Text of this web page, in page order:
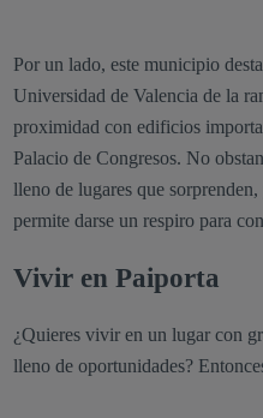
Por un lado, este municipio
Universidad de Valencia de la
proximidad con edificios
Palacio de Congresos. No
lleno de lugares que
permite darse un respiro para
Vivir en Paiporta
¿Quieres vivir en un lugar con
lleno de oportunidades?